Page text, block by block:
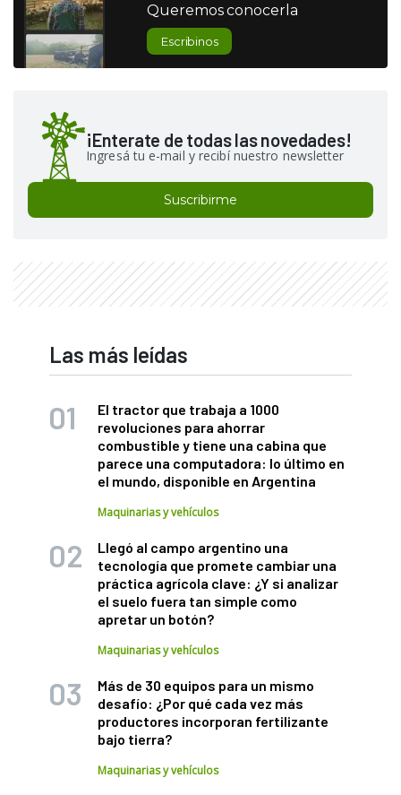
Queremos conocerla
Escribinos
¡Enterate de todas las novedades!
Ingresá tu e-mail y recibí nuestro newsletter
Suscribirme
Las más leídas
El tractor que trabaja a 1000
revoluciones para ahorrar
combustible y tiene una cabina que
parece una computadora: lo último en
el mundo, disponible en Argentina
Maquinarias y vehículos
Llegó al campo argentino una
tecnología que promete cambiar una
práctica agrícola clave: ¿Y si analizar
el suelo fuera tan simple como
apretar un botón?
Maquinarias y vehículos
Más de 30 equipos para un mismo
desafío: ¿Por qué cada vez más
productores incorporan fertilizante
bajo tierra?
Maquinarias y vehículos